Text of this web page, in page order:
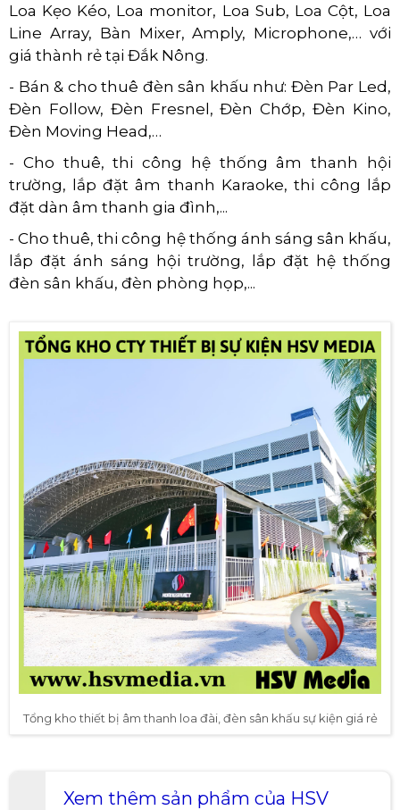
Loa Kẹo Kéo, Loa monitor, Loa Sub, Loa Cột, Loa
Line Array, Bàn Mixer, Amply, Microphone,… với
giá thành rẻ tại Đắk Nông.
- Bán & cho thuê đèn sân khấu như: Đèn Par Led,
Đèn Follow, Đèn Fresnel, Đèn Chớp, Đèn Kino,
Đèn Moving Head,…
- Cho thuê, thi công hệ thống âm thanh hội
trường, lắp đặt âm thanh Karaoke, thi công lắp
đặt dàn âm thanh gia đình,...
- Cho thuê, thi công hệ thống ánh sáng sân khấu,
lắp đặt ánh sáng hội trường, lắp đặt hệ thống
đèn sân khấu, đèn phòng họp,...
Tổng kho thiết bị âm thanh loa đài, đèn sân khấu sự kiện giá rẻ
Xem thêm sản phẩm của HSV